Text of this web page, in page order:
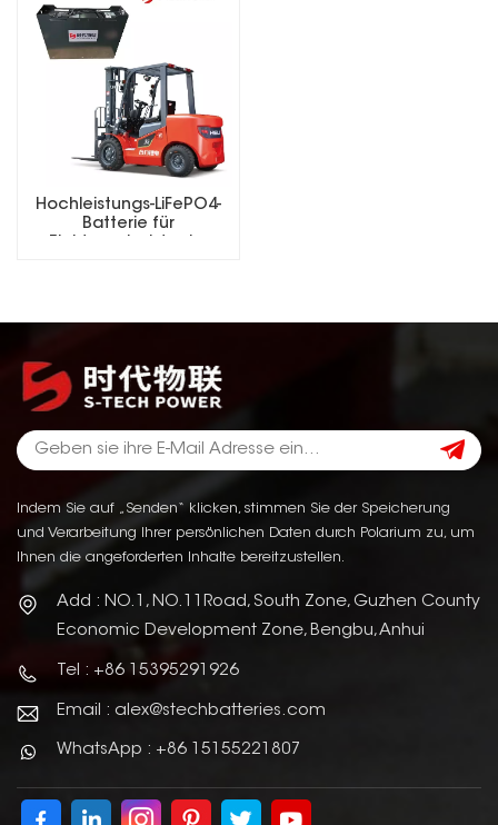
Hochleistungs-LiFePO4-
Batterie für
Indem Sie auf „Senden“ klicken, stimmen Sie der Speicherung
und Verarbeitung Ihrer persönlichen Daten durch Polarium zu, um
Ihnen die angeforderten Inhalte bereitzustellen.
Add : NO.1, NO.11Road, South Zone, Guzhen County
Economic Development Zone, Bengbu, Anhui
Tel : +86 15395291926
Email : alex@stechbatteries.com
WhatsApp : +86 15155221807